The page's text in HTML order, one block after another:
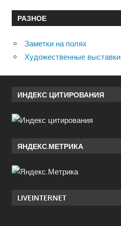
РАЗНОЕ
Заметки на полях
Художественные выставки
ИНДЕКС ЦИТИРОВАНИЯ
ЯНДЕКС.МЕТРИКА
LIVEINTERNET